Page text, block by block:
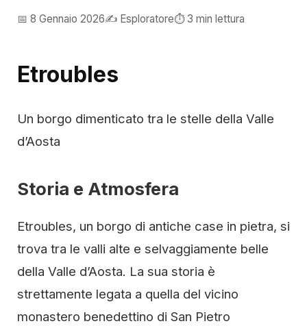
📅 8 Gennaio 2026✍️ Esploratore⏱️ 3 min lettura
Etroubles
Un borgo dimenticato tra le stelle della Valle
d’Aosta
Storia e Atmosfera
Etroubles, un borgo di antiche case in pietra, si
trova tra le valli alte e selvaggiamente belle
della Valle d’Aosta. La sua storia è
strettamente legata a quella del vicino
monastero benedettino di San Pietro